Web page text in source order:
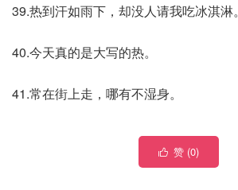
39.热到汗如雨下，却没人请我吃冰淇淋。
40.今天真的是大写的热。
41.常在街上走，哪有不湿身。
 赞 (0)